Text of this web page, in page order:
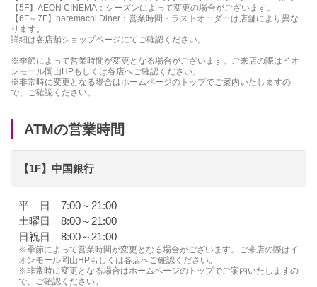
【5F】AEON CINEMA：シーズンによって変更の場合がございます。
【6F～7F】haremachi Diner：営業時間・ラストオーダーは店舗により異な
ります。
詳細は各店舗ショップページにてご確認ください。
※季節によって営業時間が変更となる場合がございます。ご来店の際はイオ
ンモール岡山HPもしくは各店へご確認ください。
※非常時に変更となる場合はホームページのトップでご案内いたしますの
で、ご確認ください。
ATMの営業時間
【1F】中国銀行
平 日 7:00～21:00
土曜日 8:00～21:00
日祝日 8:00～21:00
※季節によって営業時間が変更となる場合がございます。ご来店の際はイ
オンモール岡山HPもしくは各店へご確認ください。
※非常時に変更となる場合はホームページのトップでご案内いたしますの
で、ご確認ください。